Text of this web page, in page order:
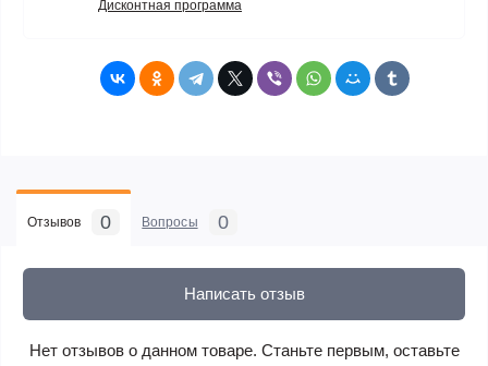
Дисконтная программа
Отзывов 0 Вопросы 0
Написать отзыв
Нет отзывов о данном товаре. Станьте первым, оставьте